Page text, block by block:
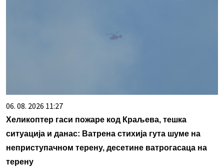
06. 08. 2026 11:27
Хеликоптер гаси пожаре код Краљева, тешка
ситуација и данас: Ватрена стихија гута шуме на
неприступачном терену, десетине ватрогасаца на
терену